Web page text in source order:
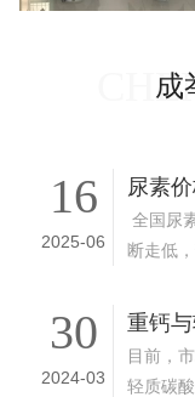
成
16
2025-06
全国尿
断走低
30
2024-03
重钙
目前，
轻质碳